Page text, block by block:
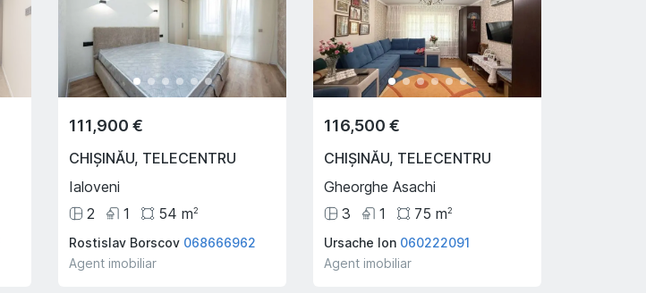
111,900 €
CHIȘINĂU, TELECENTRU
Ialoveni
2
1 54 m2
Rostislav Borscov 068666962
Agent imobiliar
116,500 €
CHIȘINĂU, TELECENTRU
Gheorghe Asachi
3
1 75 m2
Ursache Ion 060222091
Agent imobiliar